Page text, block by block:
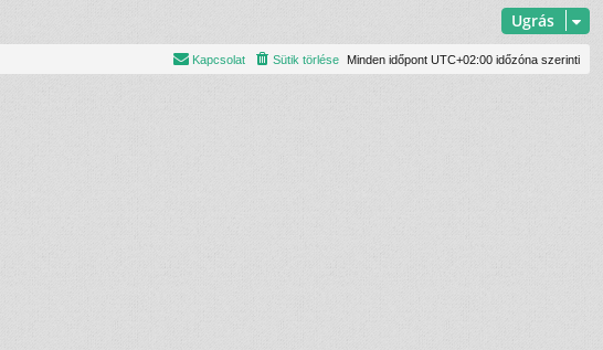
Ugrás
Minden időpont UTC+02:00 időzóna szerinti
Sütik törlése
Kapcsolat